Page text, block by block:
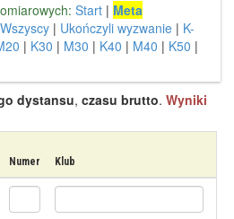
Start | Meta
Wszyscy | Ukończyli wyzwanie | K-
| K30 | M30 | K40 | M40 | K50 |
dystansu, czasu brutto. Wyniki
Numer Klub